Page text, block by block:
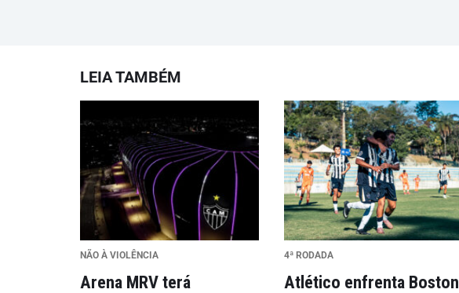
LEIA TAMBÉM
NÃO À VIOLÊNCIA
Arena MRV terá
4ª RODADA
Atlético enfrenta Boston